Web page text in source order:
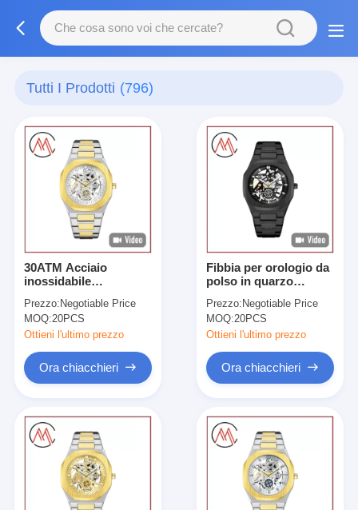
Tutti I Prodotti (796)
30ATM Acciaio
inossidabile
orologio funzionante
OEM LOGO Logo
personalizzabile
Prezzo: Negotiable Price
MOQ:20PCS
Ottieni l'ultimo prezzo
Ora chiacchieri
Fibbia per orologio da
polso in quarzo
minimalista Vestibilità
comoda Adatto
Prezzo: Negotiable Price
MOQ:20PCS
Ottieni l'ultimo prezzo
Ora chiacchieri